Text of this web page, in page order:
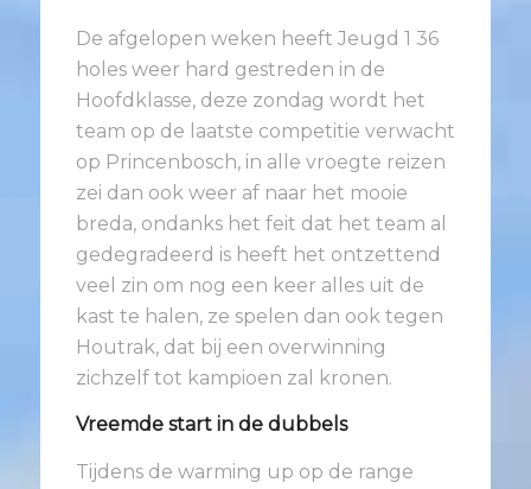
De afgelopen weken heeft Jeugd 1 36
holes weer hard gestreden in de
Hoofdklasse, deze zondag wordt het
team op de laatste competitie verwacht
op Princenbosch, in alle vroegte reizen
zei dan ook weer af naar het mooie
breda, ondanks het feit dat het team al
gedegradeerd is heeft het ontzettend
veel zin om nog een keer alles uit de
kast te halen, ze spelen dan ook tegen
Houtrak, dat bij een overwinning
zichzelf tot kampioen zal kronen.
Vreemde start in de dubbels
Tijdens de warming up op de range